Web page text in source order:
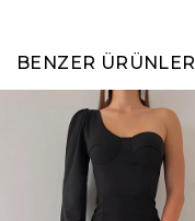
BENZER ÜRÜNLER